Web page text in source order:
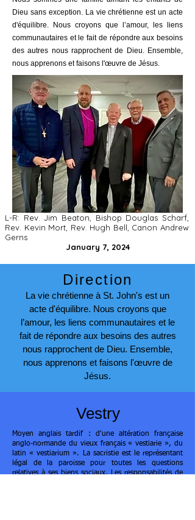
Dieu sans exception. La vie chrétienne est un acte
d'équilibre. Nous croyons que l’amour, les liens
communautaires et le fait de répondre aux besoins
des autres nous rapprochent de Dieu. Ensemble,
nous apprenons et faisons l'œuvre de Jésus.
L-R: Rev. Jim Beaton, Bishop Douglas Scharf,
Rev. Kevin Mort, Rev. Hugh Bell, Canon Andrew
Gerns
January 7, 2024
Direction
La vie chrétienne à St. John's est un
acte d'équilibre. Nous croyons que
l’amour, les liens communautaires et le
fait de répondre aux besoins des autres
nous rapprochent de Dieu. Ensemble,
nous apprenons et faisons l'œuvre de
Jésus.
Vestry
Moyen anglais tardif : d'une altération française
anglo-normande du vieux français « vestiarie », du
latin « vestiarium ». La sacristie est le représentant
légal de la paroisse pour toutes les questions
relatives à ses biens sociaux. Les responsabilités de